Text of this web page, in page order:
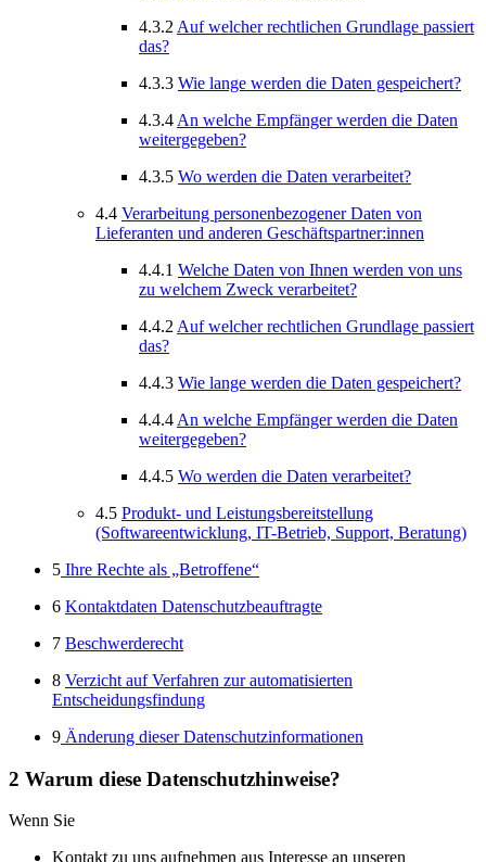
4.3.2 Auf welcher rechtlichen Grundlage passiert
das?
4.3.3 Wie lange werden die Daten gespeichert?
4.3.4 An welche Empfänger werden die Daten
weitergegeben?
4.3.5 Wo werden die Daten verarbeitet?
4.4 Verarbeitung personenbezogener Daten von
Lieferanten und anderen Geschäftspartner:innen
4.4.1 Welche Daten von Ihnen werden von uns
zu welchem Zweck verarbeitet?
4.4.2 Auf welcher rechtlichen Grundlage passiert
das?
4.4.3 Wie lange werden die Daten gespeichert?
4.4.4 An welche Empfänger werden die Daten
weitergegeben?
4.4.5 Wo werden die Daten verarbeitet?
4.5 Produkt- und Leistungsbereitstellung
(Softwareentwicklung, IT-Betrieb, Support, Beratung)
5 Ihre Rechte als „Betroffene“
6 Kontaktdaten Datenschutzbeauftragte
7 Beschwerderecht
8 Verzicht auf Verfahren zur automatisierten
Entscheidungsfindung
9 Änderung dieser Datenschutzinformationen
2 Warum diese Datenschutzhinweise?
Wenn Sie
Kontakt zu uns aufnehmen aus Interesse an unseren